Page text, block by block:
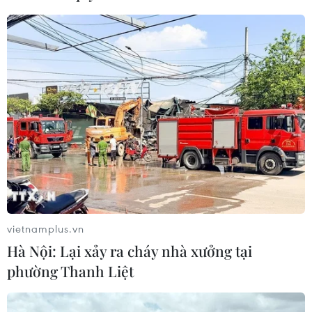
Thái Lan: Xả súng gây thương vong
tại trường học ở Nonthaburi
07/08/2026 05:12
Xây dựng Cộng đồng ASEAN tự
cường, sáng tạo, lấy người dân làm
trung tâm
06/08/2026 23:55
Xem thêm
vietnamplus.vn
Hà Nội: Lại xảy ra cháy nhà xưởng tại
phường Thanh Liệt